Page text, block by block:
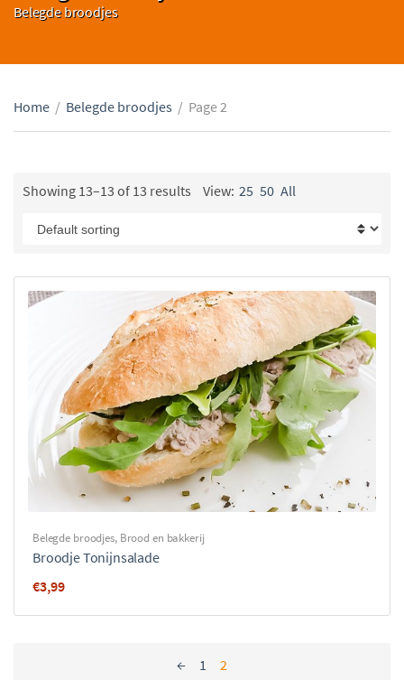
Belegde broodjes
Home / Belegde broodjes / Page 2
Showing 13–13 of 13 results View: 25 50 All
Belegde broodjes, Brood en bakkerij
Broodje Tonijnsalade
€3,99
← 1 2